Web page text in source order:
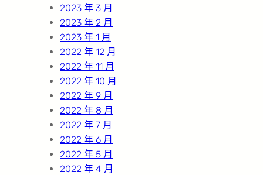
2023 年 3 月
2023 年 2 月
2023 年 1 月
2022 年 12 月
2022 年 11 月
2022 年 10 月
2022 年 9 月
2022 年 8 月
2022 年 7 月
2022 年 6 月
2022 年 5 月
2022 年 4 月